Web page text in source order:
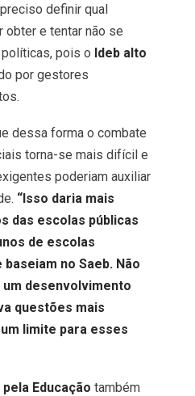
definir qual
obter e tentar não se
pois o Ideb alto
por gestores
dessa forma o combate
torna-se mais difícil e
poderiam auxiliar
“Isso daria mais
das escolas públicas
de escolas
no Saeb. Não
desenvolvimento
questões mais
limite para esses
Educação também